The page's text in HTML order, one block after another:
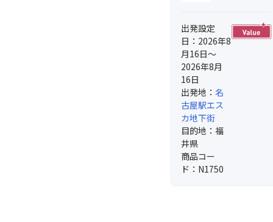
出発設定
日：2026年8
月16日～
2026年8月
16日
出発地： 名
古屋駅エス
カ地下街
目的地：福
井県
商品コー
ド：N1750